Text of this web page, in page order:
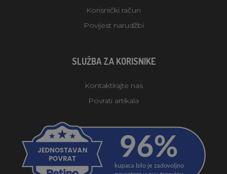
Korisnički račun
Povijest narudžbi
SLUŽBA ZA KORISNIKE
Kontaktirajte nas
Povrati artikala